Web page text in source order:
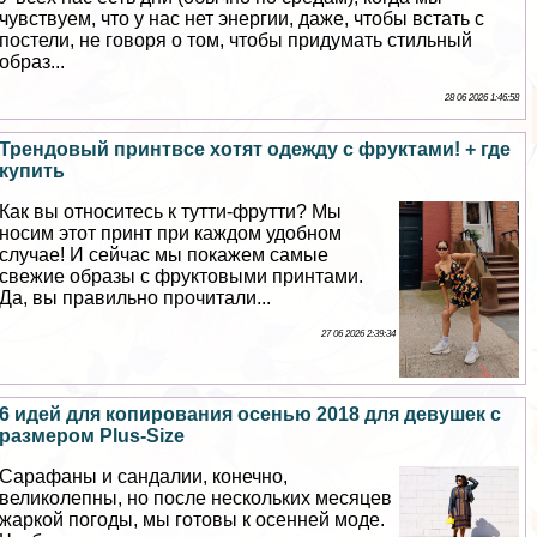
чувствуем, что у нас нет энергии, даже, чтобы встать с
постели, не говоря о том, чтобы придумать стильный
образ...
28 06 2026 1:46:58
Трендовый принтвсе хотят одежду с фруктами! + где
купить
Как вы относитесь к тутти-фрутти? Мы
носим этот принт при каждом удобном
случае! И сейчас мы покажем самые
свежие образы с фруктовыми принтами.
Да, вы правильно прочитали...
27 06 2026 2:39:34
6 идей для копирования осенью 2018 для дeвyшек с
размером Plus-Size
Сарафаны и сандалии, конечно,
великолепны, но после нескольких месяцев
жаркой погоды, мы готовы к осенней моде.